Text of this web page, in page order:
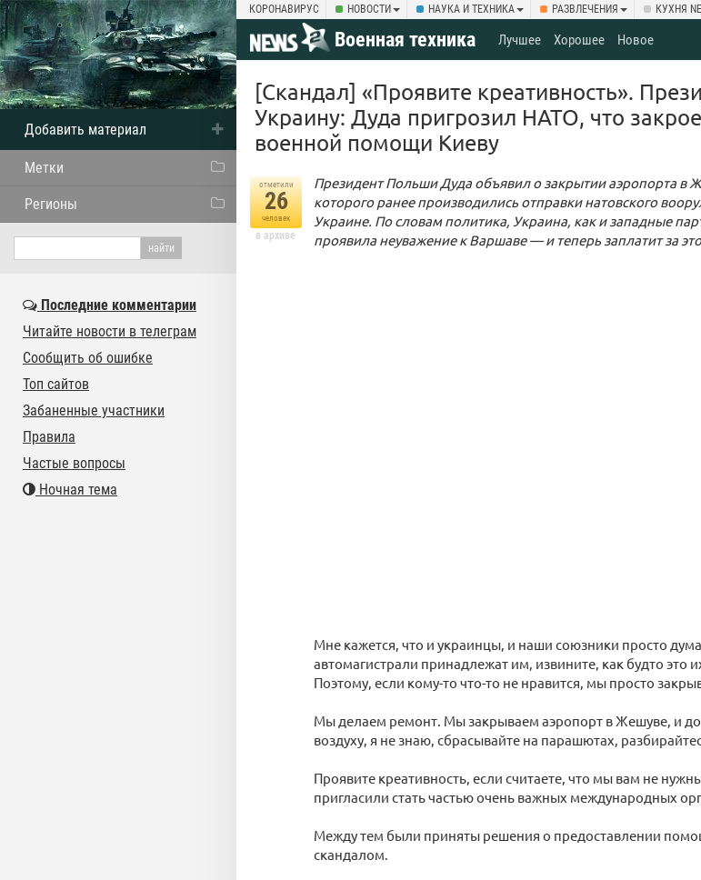
КОРОНАВИРУС НОВОСТИ НАУКА И ТЕХНИКА РАЗВЛЕЧЕНИЯ КУХНЯ
Военная техника Лучшее Хорошее Новое
[Скандал] «Проявите креативность».
Украину: Дуда пригрозил НАТО, что
военной помощи Киеву
отметили
26
человек
в архиве
Президент Польши Дуда объявил о закрытии аэропорта в
которого ранее производились отправки натовского
Украине. По словам политика, Украина, как и западные
проявила неуважение к Варшаве — и теперь заплатит за
Мне кажется, что и украинцы, и наши союзники просто
автомагистрали принадлежат им, извините, как будто это
Поэтому, если кому-то что-то не нравится, мы просто
Мы делаем ремонт. Мы закрываем аэропорт в Жешуве, и
воздуху, я не знаю, сбрасывайте на парашютах,
Проявите креативность, если считаете, что мы вам не
пригласили стать частью очень важных международных
Между тем были приняты решения о предоставлении
скандалом.
Добавить материал
Метки
Регионы
Последние комментарии
Читайте новости в телеграм
Сообщить об ошибке
Топ сайтов
Забаненные участники
Правила
Частые вопросы
Ночная тема